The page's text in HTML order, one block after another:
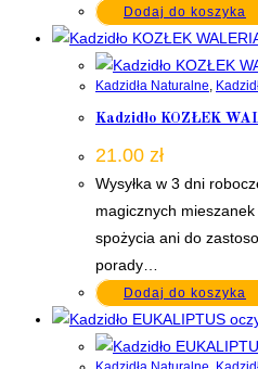
Dodaj do koszyka
Kadzidła Naturalne,
Kadzidło KOZŁEK
21.00 zł
Wysyłka w 3 dni
magicznych
spożycia ani do
porady…
Dodaj do koszyka